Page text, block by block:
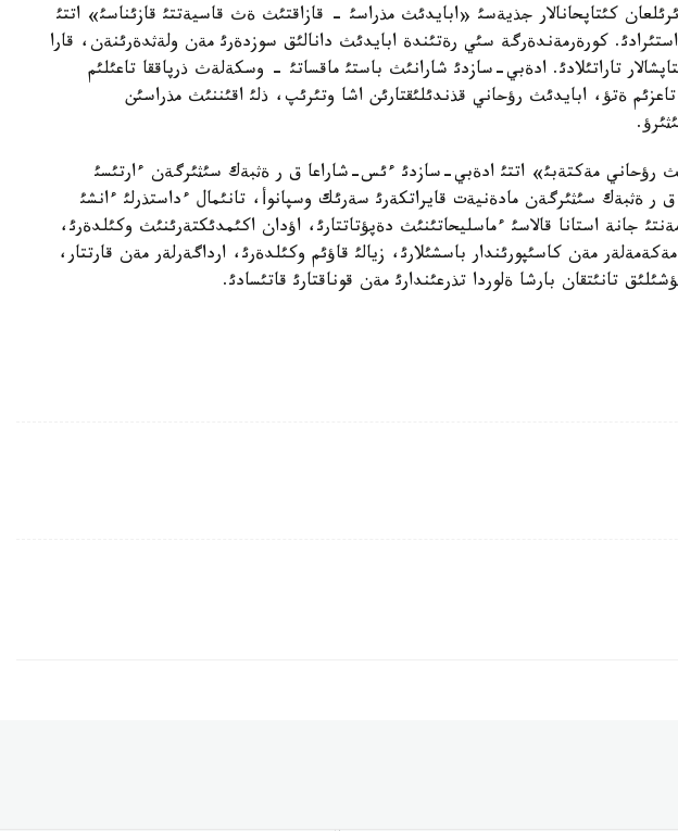
كئتاپحانالار جذيةسئ «ابايدئث مذراسئ - قازاقتئث ةث قاسيةتتئ قازئناسئ» اتتئ
كورةرمةندةرگة سئي رةتئندة ابايدئث دانالئق سوزدةرئ مةن ولةثدةرئنةن، قارا
تاراتئلادئ. ادةبي-سازدئ شارانئث باستئ ماقساتئ - وسكةلةث ذرپاققا تاعئلئم
ةتؤ، ابايدئث رؤحاني قذندئلئقتارئن اشا وتئرئپ، ذلئ اقئننئث مذراسئن
رؤحاني مةكتةبئ» اتتئ ادةبي-سازدئ ءئس-شاراعا ق ر ةثبةك سئثئرگةن ءارتئسئ
ر ةثبةك سئثئرگةن مادةنيةت قايراتكةرئ سةرئك وسپانوأ، تانئمال ءداستذرلئ ءانشئ
جانة استانا قالاسئ ءماسليحاتئنئث دةپؤتاتتارئ، اؤدان اكئمدئكتةرئنئث وكئلدةرئ،
مةن كاسئپورئندار باسشئلارئ، زيالئ قاؤئم وكئلدةرئ، ارداگةرلةر مةن قارتتار،
تانئتقان بارشا ةلوردا تذرعئندارئ مةن قوناقتارئ قاتئسادئ.